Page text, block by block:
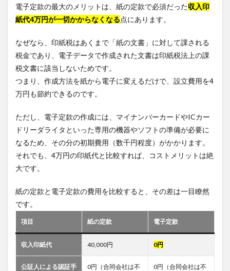
電子定款の最大のメリットは、紙の定款で必須だった収入印
紙代4万円が一切かからなくなる点にあります。
なぜなら、印紙税はあくまで「紙の文書」に対して課される
税金であり、電子データで作成された文書は印紙税法上の課
税文書に該当しないためです。
つまり、作成方法を紙から電子に変えるだけで、設立費用を4
万円も節約できるのです。
ただし、電子定款の作成には、マイナンバーカードやICカー
ドリーダライタといった専用の機器やソフトの準備が必要に
なるため、その分の初期費用（数千円程度）がかかります。
それでも、4万円の印紙代と比較すれば、コストメリットは絶
大です。
紙の定款と電子定款の費用を比較すると、その差は一目瞭然
です。
項目 紙の定款 電子定款
収入印紙代 40,000円 0円
公証人による認証手
0円（合同会社は不
0円（合同会社は不